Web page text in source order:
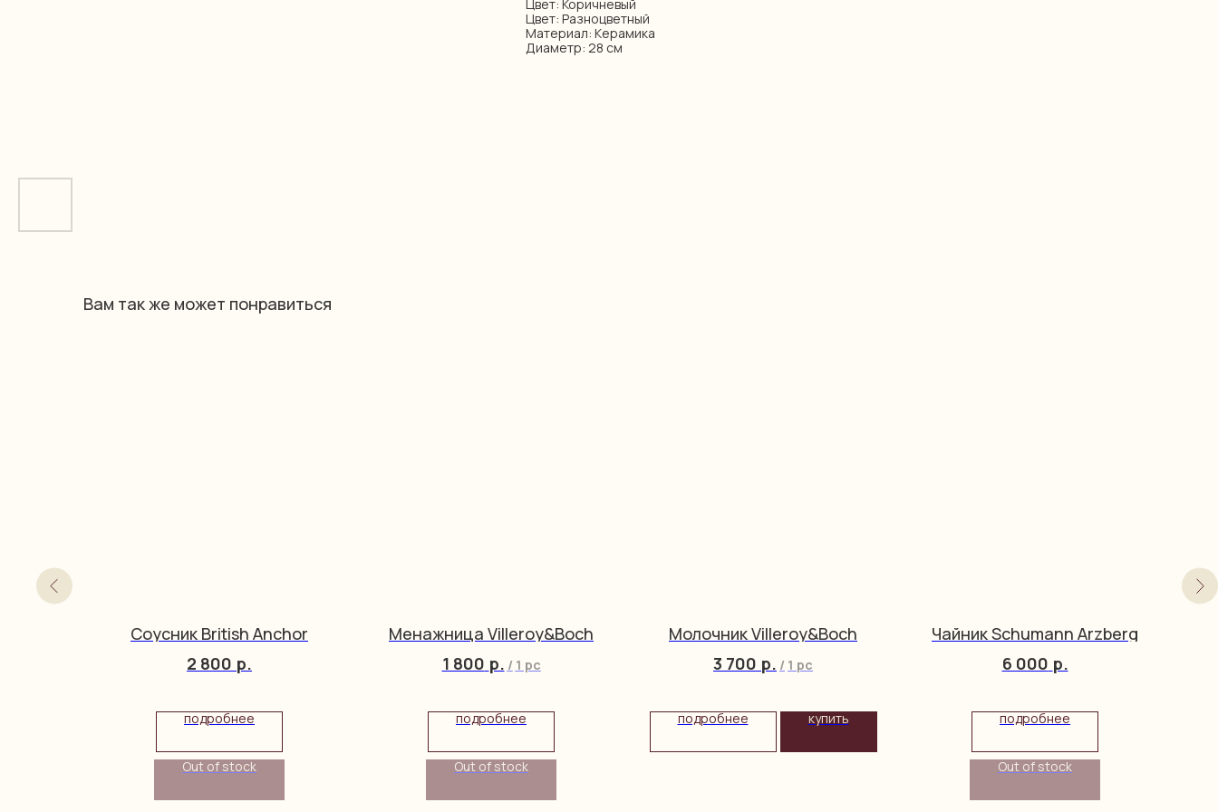
Цвет: Коричневый
Цвет: Разноцветный
Материал: Керамика
Диаметр: 28 см
Вам так же может понравиться
Соусник British Anchor
2 800 р.
подробнее
Out of stock
Менажница Villeroy&Boch
1 800 р. / 1 pc
подробнее
Out of stock
Молочник Villeroy&Boch
3 700 р. / 1 pc
подробнее купить
Чайник Schumann Arzberg
6 000 р.
подробнее
Out of stock